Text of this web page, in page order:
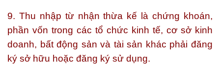
9. Thu nhập từ nhận thừa kế là chứng khoán,
phần vốn trong các tổ chức kinh tế, cơ sở kinh
doanh, bất động sản và tài sản khác phải đăng
ký sở hữu hoặc đăng ký sử dụng.